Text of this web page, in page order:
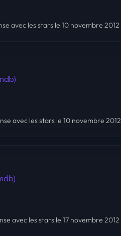
avec les stars le 10 novembre 2012
avec les stars le 10 novembre 2012
avec les stars le 17 novembre 2012